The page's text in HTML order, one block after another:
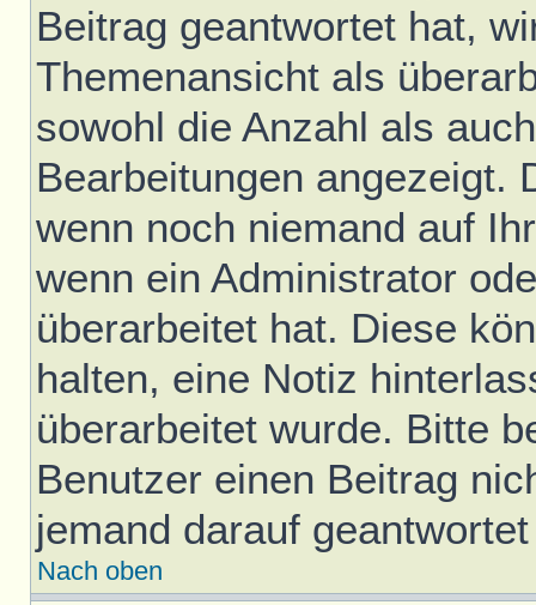
Beitrag geantwortet hat,
Themenansicht als
sowohl die Anzahl als
Bearbeitungen angezeigt.
wenn noch niemand auf
wenn ein Administrator
überarbeitet hat. Diese
halten, eine Notiz
überarbeitet wurde. Bitte
Benutzer einen Beitrag
jemand darauf
Nach oben